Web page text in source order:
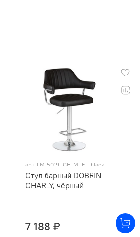
арт. LM-5019_CH-M_EL-black
Стул барный DOBRIN
CHARLY, чёрный
7 188 ₽